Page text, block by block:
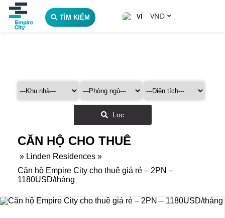
TÌM KIẾM VND
Lọc
CĂN HỘ CHO THUÊ
» Linden Residences »
Căn hộ Empire City cho thuê giá rẻ – 2PN –
1180USD/tháng